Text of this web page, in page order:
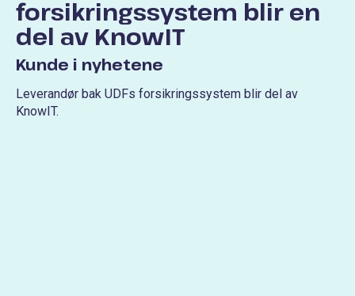
forsikringssystem blir en
del av KnowIT
Kunde i nyhetene
Leverandør bak UDFs forsikringssystem blir del av
KnowIT.